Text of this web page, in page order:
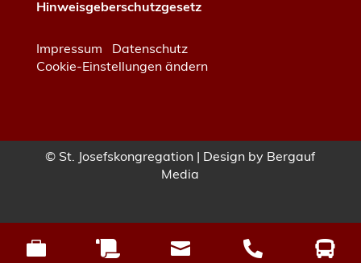
Hinweisgeberschutzgesetz
Impressum
Datenschutz
Cookie-Einstellungen ändern
© St. Josefskongregation | Design by Bergauf
Media
    